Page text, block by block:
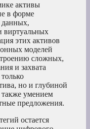
активы
в форме
данных,
виртуальных
этих активов
моделей
сложных,
и захвата
но и глубиной
умением
предложения.
остается